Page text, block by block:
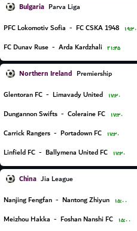
Bulgaria Parva Liga
PFC Lokomotiv Sofia - FC CSKA 1948 ۱۹:۳۰
FC Dunav Ruse - Arda Kardzhali ۲۱:۴۵
Northern Ireland Premiership
Glentoran FC - Limavady United ۱۷:۳۰
Dungannon Swifts - Coleraine FC ۱۷:۳۰
Carrick Rangers - Portadown FC ۱۷:۳۰
Linfield FC - Ballymena United FC ۱۷:۳۰
China Jia League
Nanjing Fengfan - Nantong Zhiyun ۱۵:۰۰
Meizhou Hakka - Foshan Nanshi FC ۱۵:۰۰